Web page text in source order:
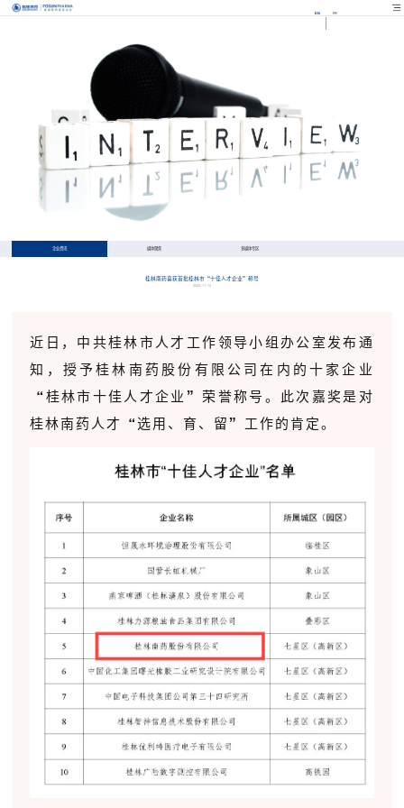
EN FR
企业资讯 媒体聚焦 多媒体专区
桂林南药喜获首批桂林市“十佳人才企业”称号
2023-11-14
近日，中共桂林市人才工作领导小组办公室发布通
知，授予桂林南药股份有限公司在内的十家企业
“桂林市十佳人才企业”荣誉称号。此次嘉奖是对
桂林南药人才“选用、育、留”工作的肯定。